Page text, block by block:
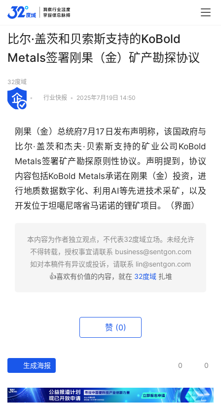
行
业
产
经
比尔·盖茨和贝索斯支持的KoBold
Metals签署刚果（金）矿产勘探协议
32度域
• 行业快报 • 2025年7月19日 14:50
刚果（金）总统府7月17日发布声明称，该国政府与
比尔·盖茨和杰夫·贝索斯支持的矿业公司KoBold
Metals签署矿产勘探原则性协议。声明提到，协议
内容包括KoBold Metals承诺在刚果（金）投资，进
行地质数据数字化、利用AI等先进技术采矿，以及
开发位于坦噶尼喀省马诺诺的锂矿项目。（界面）
本内容为作者独立观点，不代表32度域立场。未经允许
不得转载，授权事宜请联系 business@sentgon.com
如对本稿件有异议或投诉，请联系 lin@sentgon.com
👍喜欢有价值的内容，就在 32度域扎堆
赞 (0)
生成海报 0 0